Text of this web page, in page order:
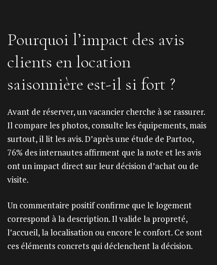
Pourquoi l’impact des avis
clients en location
saisonnière est-il si fort ?
Avant de réserver, un vacancier cherche à se rassurer.
Il compare les photos, consulte les équipements, mais
surtout, il lit les avis. D’après une étude de Partoo,
76% des internautes affirment que la note et les avis
ont un impact direct sur leur décision d’achat ou de
visite.
Un commentaire positif confirme que le logement
correspond à la description. Il valide la propreté,
l’accueil, la localisation ou encore le confort. Ce sont
ces éléments concrets qui déclenchent la décision.